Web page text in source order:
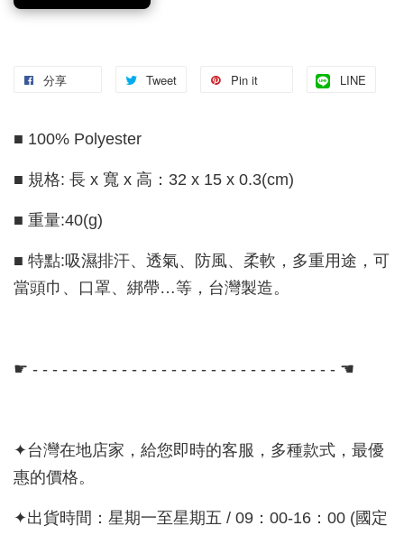
分享 Tweet Pin it LINE
■ 100% Polyester
■ 規格: 長 x 寬 x 高：32 x 15 x 0.3(cm)
■ 重量:40(g)
■ 特點:吸濕排汗、透氣、防風、柔軟，多重用途，可
當頭巾、口罩、綁帶…等，台灣製造。
☛ - - - - - - - - - - - - - - - - - - - - - - - - - - - - - - - ☚
✦台灣在地店家，給您即時的客服，多種款式，最優
惠的價格。
✦出貨時間：星期一至星期五 / 09：00-16：00 (國定